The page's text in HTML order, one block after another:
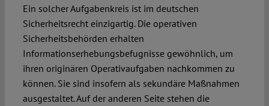
Ein solcher Aufgabenkreis ist im deutschen
Sicherheitsrecht einzigartig. Die operativen
Sicherheitsbehörden erhalten
Informationserhebungsbefugnisse gewöhnlich, um
ihren originären Operativaufgaben nachkommen zu
können. Sie sind insofern als sekundäre Maßnahmen
ausgestaltet. Auf der anderen Seite stehen die